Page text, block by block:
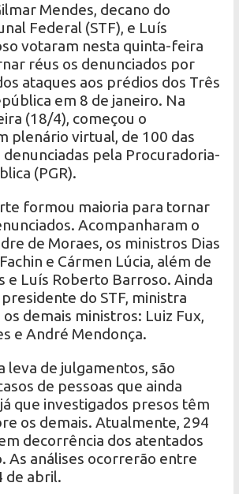
Mendes, decano do
Federal (STF), e Luís
votaram nesta quinta-feira
réus os denunciados por
ataques aos prédios dos Três
em 8 de janeiro. Na
(18/4), começou o
plenário virtual, de 100 das
denunciadas pela Procuradoria-
(PGR).
formou maioria para tornar
Acompanharam o
de Moraes, os ministros Dias
e Cármen Lúcia, além de
e Luís Roberto Barroso. Ainda
do STF, ministra
os demais ministros: Luiz Fux,
e André Mendonça.
leva de julgamentos, são
de pessoas que ainda
que investigados presos têm
os demais. Atualmente, 294
decorrência dos atentados
As análises ocorrerão entre
de abril.